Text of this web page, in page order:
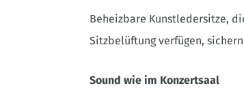
Beheizbare Kunstledersitze,
Sitzbelüftung verfügen,
Sound wie im Konzertsaal